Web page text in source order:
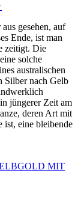
gesehen, auf
Ende, ist man
zeitigt. Die
solche
australischen
Silber nach Gelb
jüngerer Zeit am
deren Art mit
ist, eine bleibende
MIT